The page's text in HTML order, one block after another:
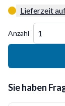
Lieferzeit
Anzahl
Sie haben